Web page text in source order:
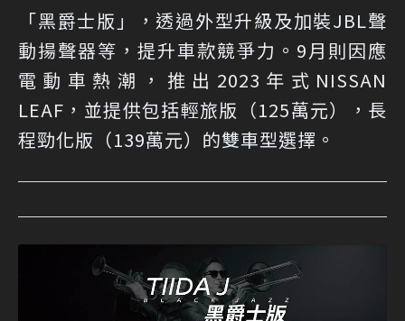
「黑爵士版」，透過外型升級及加裝JBL聲
動揚聲器等，提升車款競爭力。9月則因應
電動車熱潮，推出2023年式NISSAN
LEAF，並提供包括輕旅版（125萬元），長
程勁化版（139萬元）的雙車型選擇。